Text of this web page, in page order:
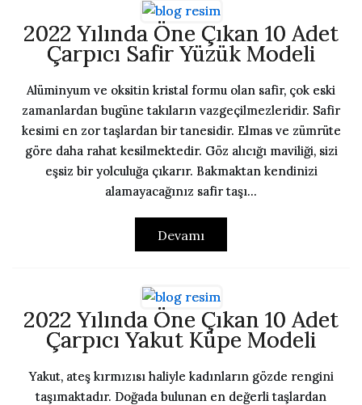
2022 Yılında Öne Çıkan 10 Adet
Çarpıcı Safir Yüzük Modeli
Alüminyum ve oksitin kristal formu olan safir, çok eski
zamanlardan bugüne takıların vazgeçilmezleridir. Safir
kesimi en zor taşlardan bir tanesidir. Elmas ve zümrüte
göre daha rahat kesilmektedir. Göz alıcığı maviliği, sizi
eşsiz bir yolculuğa çıkarır. Bakmaktan kendinizi
alamayacağınız safir taşı...
Devamı
2022 Yılında Öne Çıkan 10 Adet
Çarpıcı Yakut Küpe Modeli
Yakut, ateş kırmızısı haliyle kadınların gözde rengini
taşımaktadır. Doğada bulunan en değerli taşlardan